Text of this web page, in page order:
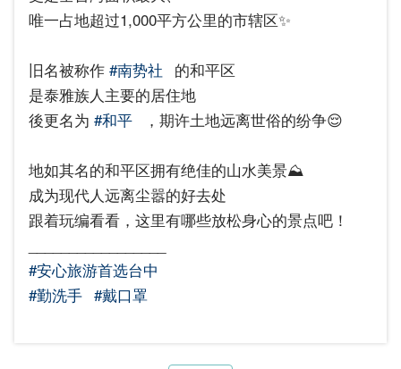
唯一占地超过1,000平方公里的市辖区✨​
旧名被称作 #南势社 的和平区​
是泰雅族人主要的居住地​
後更名为 #和平 ，期许土地远离世俗的纷争😌​
地如其名的和平区拥有绝佳的山水美景⛰️​
成为现代人远离尘嚣的好去处​
跟着玩编看看，这里有哪些放松身心的景点吧！​
#安心旅游首选台中
#勤洗手 #戴口罩